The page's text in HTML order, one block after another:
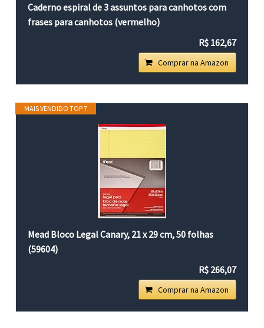
Caderno espiral de 3 assuntos para canhotos com
frases para canhotos (vermelho)
R$ 162,67
Comprar na Amazon
MAIS VENDIDO TOP 7
Mead Bloco Legal Canary, 21 x 29 cm, 50 folhas
(59604)
R$ 266,07
Comprar na Amazon